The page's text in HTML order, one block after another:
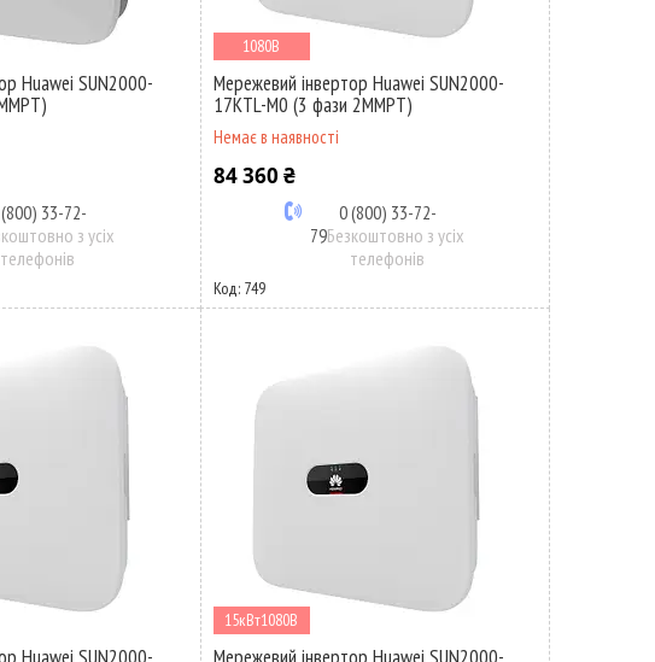
Huawei SUN2000-
33-72-
з усіх
телефонів
1080В
Мережевий інвертор Huawei SUN2000-
17KTL-M0 (3 фази 2MMPT)
Немає в наявності
84 360 ₴
0 (800) 33-72-
79Безкоштовно з усіх
телефонів
749
15кВт1080В